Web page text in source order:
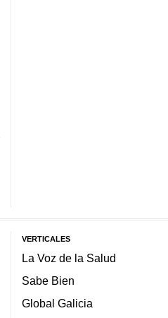
VERTICALES
La Voz de la Salud
Sabe Bien
Global Galicia